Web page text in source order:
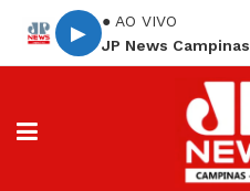
▶
● AO VIVO
JP News Campinas